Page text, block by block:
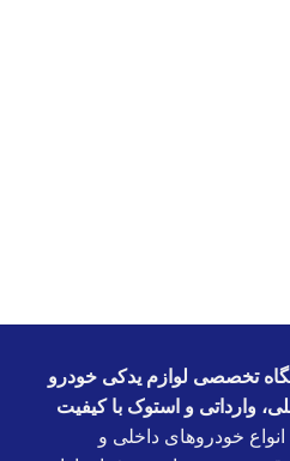
تخصصی لوازم یدکی خودرو
وارداتی و استوک با کیفیت
انواع خودروهای داخلی و